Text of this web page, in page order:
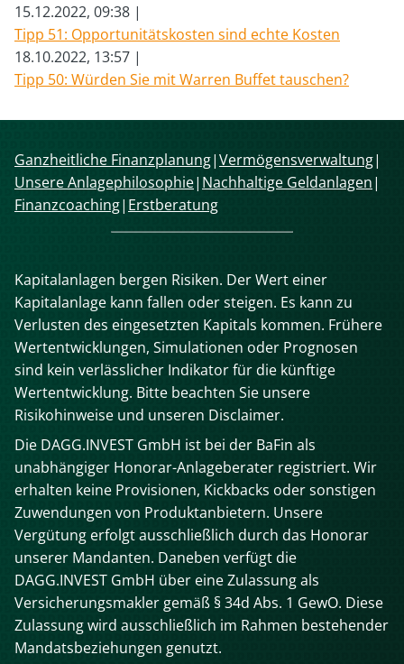
15.12.2022, 09:38
Tipp 51: Opportunitätskosten sind echte Kosten
18.10.2022, 13:57
Tipp 50: Würden Sie mit Warren Buffet tauschen?
Navigation
überspringen
Ganzheitliche Finanzplanung Vermögensverwaltung
Unsere Anlagephilosophie Nachhaltige Geldanlagen
Finanzcoaching Erstberatung
Kapitalanlagen bergen Risiken. Der Wert einer
Kapitalanlage kann fallen oder steigen. Es kann zu
Verlusten des eingesetzten Kapitals kommen. Frühere
Wertentwicklungen, Simulationen oder Prognosen
sind kein verlässlicher Indikator für die künftige
Wertentwicklung. Bitte beachten Sie unsere
Risikohinweise und unseren Disclaimer.
Die DAGG.INVEST GmbH ist bei der BaFin als
unabhängiger Honorar-Anlageberater registriert. Wir
erhalten keine Provisionen, Kickbacks oder sonstigen
Zuwendungen von Produktanbietern. Unsere
Vergütung erfolgt ausschließlich durch das Honorar
unserer Mandanten. Daneben verfügt die
DAGG.INVEST GmbH über eine Zulassung als
Versicherungsmakler gemäß § 34d Abs. 1 GewO. Diese
Zulassung wird ausschließlich im Rahmen bestehender
Mandatsbeziehungen genutzt.